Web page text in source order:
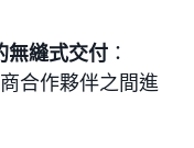
無縫式交付 ：
合作夥伴之間進